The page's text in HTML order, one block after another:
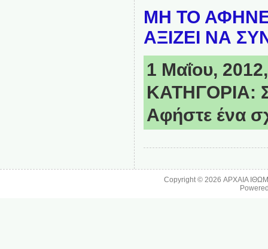
ΜΗ ΤΟ
ΑΞΙΖΕΙ ΝΑ
1 Μαΐου,
ΚΑΤΗΓΟΡΙΑ:
Αφήστε ένα
Copyright © 2026ΑΡΧΑΙΑ